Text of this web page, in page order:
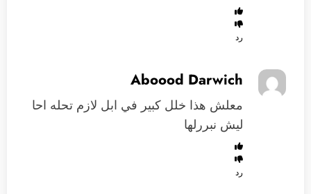
رد
Aboood Darwich
معلش هذا خلل كبير في ابل لازم تحله احا
ليش نبررلها
رد